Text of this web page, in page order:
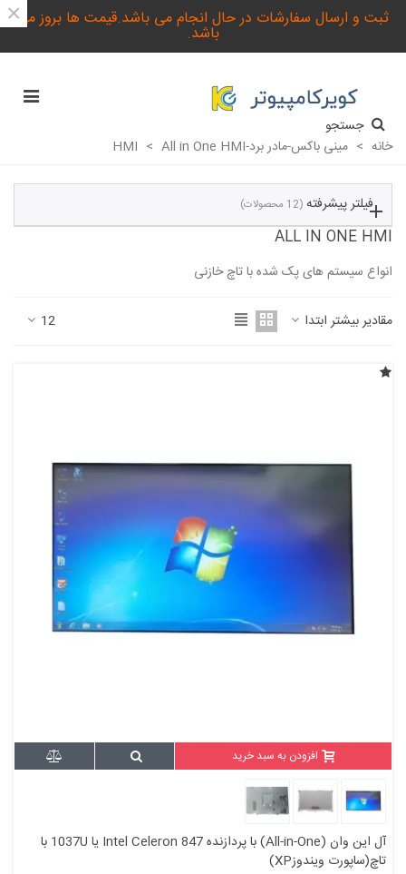
ثبت و ارسال سفارشات در حال انجام می باشد.قیمت ها بروز می
باشد.
×
جستجو
خانه > مینی باکس-مادر برد-HMI > All in One HMI
فیلتر پیشرفته (12 محصولات)
ALL IN ONE HMI
انواع سیستم های پک شده با تاچ خازنی
مقادیر بیشتر ابتدا 12
افزودن به سبد خرید
آل این وان (All-in-One) با پردازنده Intel Celeron 847 یا 1037U با
تاچ(ساپورت ویندوزXP)